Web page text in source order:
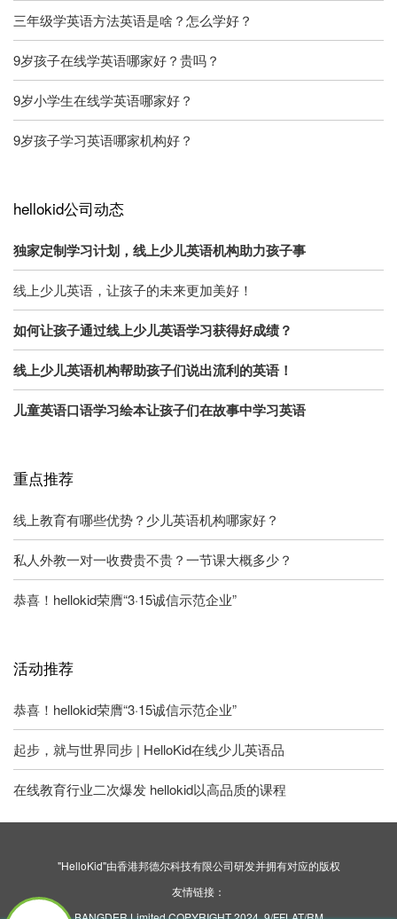
三年级学英语方法英语是啥？怎么学好？
9岁孩子在线学英语哪家好？贵吗？
9岁小学生在线学英语哪家好？
9岁孩子学习英语哪家机构好？
hellokid公司动态
独家定制学习计划，线上少儿英语机构助力孩子事
线上少儿英语，让孩子的未来更加美好！
如何让孩子通过线上少儿英语学习获得好成绩？
线上少儿英语机构帮助孩子们说出流利的英语！
儿童英语口语学习绘本让孩子们在故事中学习英语
重点推荐
线上教育有哪些优势？少儿英语机构哪家好？
私人外教一对一收费贵不贵？一节课大概多少？
恭喜！hellokid荣膺“3·15诚信示范企业”
活动推荐
恭喜！hellokid荣膺“3·15诚信示范企业”
起步，就与世界同步 | HelloKid在线少儿英语品
在线教育行业二次爆发 hellokid以高品质的课程
"HelloKid"由香港邦德尔科技有限公司研发并拥有对应的版权
友情链接：